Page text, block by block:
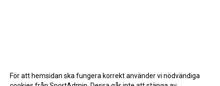
För att hemsidan ska fungera korrekt använder vi nödvändiga